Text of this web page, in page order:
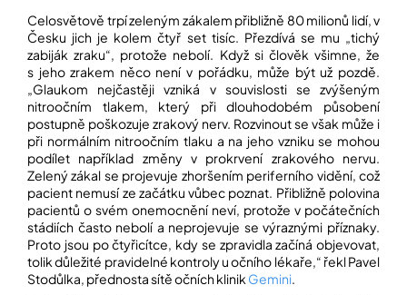
INSPIRACE
ZÁBAVA,
KTERÁ
POSÍLÍ
PAMĚŤ
KONCENTRACI
BAZAR
REPASOVANÉ
POMŮCKY
Přihlášení
Celosvětově trpí zeleným zákalem přibližně 80 milionů lidí, v
Česku jich je kolem čtyř set tisíc. Přezdívá se mu „tichý
zabiják zraku“, protože nebolí. Když si člověk všimne, že
s jeho zrakem něco není v pořádku, může být už pozdě.
„Glaukom nejčastěji vzniká v souvislosti se zvýšeným
nitroočním tlakem, který při dlouhodobém působení
postupně poškozuje zrakový nerv. Rozvinout se však může i
při normálním nitroočním tlaku a na jeho vzniku se mohou
podílet například změny v prokrvení zrakového nervu.
Zelený zákal se projevuje zhoršením periferního vidění, což
pacient nemusí ze začátku vůbec poznat. Přibližně polovina
pacientů o svém onemocnění neví, protože v počátečních
stádiích často nebolí a neprojevuje se výraznými příznaky.
Proto jsou po čtyřicítce, kdy se zpravidla začíná objevovat,
tolik důležité pravidelné kontroly u očního lékaře,“ řekl Pavel
Stodůlka, přednosta sítě očních klinik Gemini.
D
o
p
o
č
e
m
e